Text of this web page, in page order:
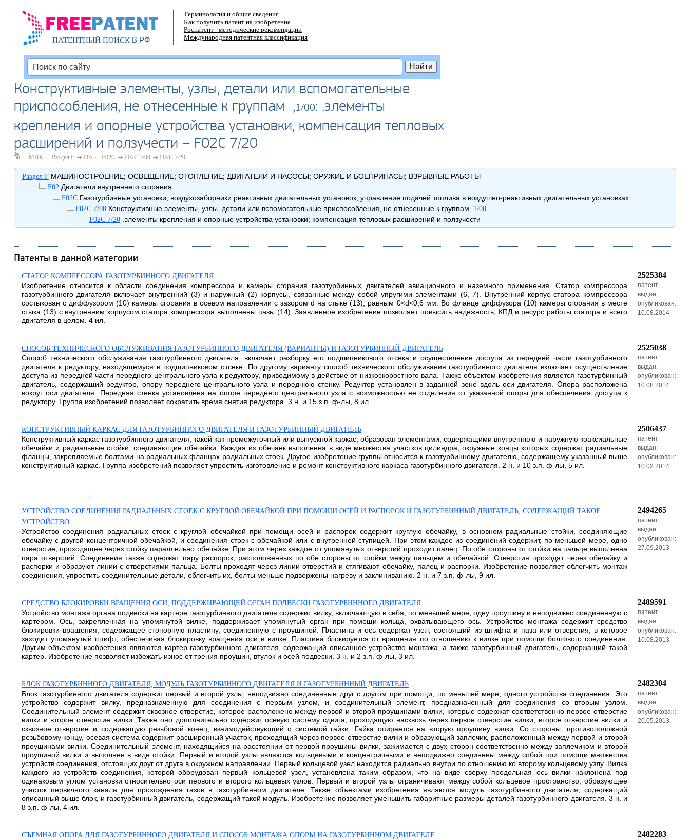
ПАТЕНТНЫЙ ПОИСКВ РФ
Терминология и общие сведения
Как получить патент на изобретение
Роспатент - методические рекомендации
Международная патентная классификация
Конструктивные элементы, узлы, детали или вспомогательные
приспособления, не отнесенные к группам ,1/00: .элементы
крепления и опорные устройства установки, компенсация тепловых
расширений и ползучести – F02C 7/20
МПК Раздел F F02 F02C F02C 7/00 F02C 7/20
Раздел FМАШИНОСТРОЕНИЕ; ОСВЕЩЕНИЕ; ОТОПЛЕНИЕ; ДВИГАТЕЛИ И НАСОСЫ; ОРУЖИЕ И БОЕПРИПАСЫ; ВЗРЫВНЫЕ РАБОТЫ
F02 Двигатели внутреннего сгорания
F02CГазотурбинные установки; воздухозаборники реактивных двигательных установок; управление подачей топлива в воздушно-реактивных двигательных установках
F02C 7/00Конструктивные элементы, узлы, детали или вспомогательные приспособления, не отнесенные к группам
1/00
F02C 7/20.элементы крепления и опорные устройства установки; компенсация тепловых расширений и ползучести
Патенты в данной категории
СТАТОР КОМПРЕССОРА ГАЗОТУРБИННОГО ДВИГАТЕЛЯ
Изобретение относится к области соединения компрессора и камеры сгорания газотурбинных двигателей авиационного и наземного применения. Статор компрессора
газотурбинного двигателя включает внутренний (3) и наружный (2) корпусы, связанные между собой упругими элементами (6, 7). Внутренний корпус статора компрессора
состыкован с диффузором (10) камеры сгорания в осевом направлении с зазором d на стыке (13), равным 0<d<0,6 мм. Во фланце диффузора (10) камеры сгорания в месте
стыка (13) с внутренним корпусом статора компрессора выполнены пазы (14). Заявленное изобретение позволяет повысить надежность, КПД и ресурс работы статора и всего
двигателя в целом. 4 ил.
2525384
патент
выдан:
опубликован:
10.08.2014
СПОСОБ ТЕХНИЧЕСКОГО ОБСЛУЖИВАНИЯ ГАЗОТУРБИННОГО ДВИГАТЕЛЯ (ВАРИАНТЫ) И ГАЗОТУРБИННЫЙ ДВИГАТЕЛЬ
Способ технического обслуживания газотурбинного двигателя, включает разборку его подшипникового отсека и осуществление доступа из передней части газотурбинного
двигателя к редуктору, находящемуся в подшипниковом отсеке. По другому варианту способ технического обслуживания газотурбинного двигателя включает осуществление
доступа из передней части переднего центрального узла к редуктору, приводимому в действие от низкоскоростного вала. Также объектом изобретения является газотурбинный
двигатель, содержащий редуктор, опору переднего центрального узла и переднюю стенку. Редуктор установлен в заданной зоне вдоль оси двигателя. Опора расположена
вокруг оси двигателя. Передняя стенка установлена на опоре переднего центрального узла с возможностью ее отделения от указанной опоры для обеспечения доступа к
редуктору. Группа изобретений позволяет сократить время снятия редуктора. 3 н. и 15 з.п. ф-лы, 8 ил.
2525038
патент
выдан:
опубликован:
10.08.2014
КОНСТРУКТИВНЫЙ КАРКАС ДЛЯ ГАЗОТУРБИННОГО ДВИГАТЕЛЯ И ГАЗОТУРБИННЫЙ ДВИГАТЕЛЬ
Конструктивный каркас газотурбинного двигателя, такой как промежуточный или выпускной каркас, образован элементами, содержащими внутреннюю и наружную коаксиальные
обечайки и радиальные стойки, соединяющие обечайки. Каждая из обечаек выполнена в виде множества участков цилиндра, окружные концы которых содержат радиальные
фланцы, закрепляемые болтами на радиальных фланцах радиальных стоек. Другое изобретение группы относится к газотурбинному двигателю, содержащему указанный выше
конструктивный каркас. Группа изобретений позволяет упростить изготовление и ремонт конструктивного каркаса газотурбинного двигателя. 2 н. и 10 з.п. ф-лы, 5 ил.
2506437
патент
выдан:
опубликован:
10.02.2014
УСТРОЙСТВО СОЕДИНЕНИЯ РАДИАЛЬНЫХ СТОЕК С КРУГЛОЙ ОБЕЧАЙКОЙ ПРИ ПОМОЩИ ОСЕЙ И РАСПОРОК И ГАЗОТУРБИННЫЙ ДВИГАТЕЛЬ, СОДЕРЖАЩИЙ ТАКОЕ
УСТРОЙСТВО
Устройство соединения радиальных стоек с круглой обечайкой при помощи осей и распорок содержит круглую обечайку, в основном радиальные стойки, соединяющие
обечайку с другой концентричной обечайкой, и соединения стоек с обечайкой или с внутренней ступицей. При этом каждое из соединений содержит, по меньшей мере, одно
отверстие, проходящее через стойку параллельно обечайке. При этом через каждое от упомянутых отверстий проходит палец. По обе стороны от стойки на пальце выполнена
пара отверстий. Соединения также содержат пару распорок, расположенных по обе стороны от стойки между пальцем и обечайкой. Отверстия проходят через обечайку и
распорки и образуют линии с отверстиями пальца. Болты проходят через линии отверстий и стягивают обечайку, палец и распорки. Изобретение позволяет облегчить монтаж
соединения, упростить соединительные детали, облегчить их, болты меньше подвержены нагреву и заклиниванию. 2 н. и 7 з.п. ф-лы, 9 ил.
2494265
патент
выдан:
опубликован:
27.09.2013
СРЕДСТВО БЛОКИРОВКИ ВРАЩЕНИЯ ОСИ, ПОДДЕРЖИВАЮЩЕЙ ОРГАН ПОДВЕСКИ ГАЗОТУРБИННОГО ДВИГАТЕЛЯ
Устройство монтажа органа подвески на картере газотурбинного двигателя содержит вилку, включающую в себя, по меньшей мере, одну проушину и неподвижно соединенную с
картером. Ось, закрепленная на упомянутой вилке, поддерживает упомянутый орган при помощи кольца, охватывающего ось. Устройство монтажа содержит средство
блокировки вращения, содержащее стопорную пластину, соединенную с проушиной. Пластина и ось содержат узел, состоящий из штифта и паза или отверстия, в которое
заходит упомянутый штифт, обеспечивая блокировку вращения оси в вилке. Пластина блокируется от вращения по отношению к вилке при помощи болтового соединения.
Другим объектом изобретения являются картер газотурбинного двигателя, содержащий описанное устройство монтажа, а также газотурбинный двигатель, содержащий такой
картер. Изобретение позволяет избежать износ от трения проушин, втулок и осей подвески. 3 н. и 2 з.п. ф-лы, 3 ил.
2489591
патент
выдан:
опубликован:
10.08.2013
БЛОК ГАЗОТУРБИННОГО ДВИГАТЕЛЯ, МОДУЛЬ ГАЗОТУРБИННОГО ДВИГАТЕЛЯ И ГАЗОТУРБИННЫЙ ДВИГАТЕЛЬ
Блок газотурбинного двигателя содержит первый и второй узлы, неподвижно соединенные друг с другом при помощи, по меньшей мере, одного устройства соединения. Это
устройство содержит вилку, предназначенную для соединения с первым узлом, и соединительный элемент, предназначенный для соединения со вторым узлом.
Соединительный элемент содержит сквозное отверстие, которое расположено между первой и второй проушинами вилки, которые содержат соответственно первое отверстие
вилки и второе отверстие вилки. Также оно дополнительно содержит осевую систему сдвига, проходящую насквозь через первое отверстие вилки, второе отверстие вилки и
сквозное отверстие и содержащую резьбовой конец, взаимодействующий с системой гайки. Гайка опирается на вторую проушину вилки. Со стороны, противоположной
резьбовому концу, осевая система содержит расширенный участок, проходящий через первое отверстие вилки и образующий заплечик, расположенный между первой и второй
проушинами вилки. Соединительный элемент, находящийся на расстоянии от первой проушины вилки, зажимается с двух сторон соответственно между заплечиком и второй
проушиной вилки и выполнен в виде стойки. Первый и второй узлы являются кольцевыми и концентричными и неподвижно соединены между собой при помощи множества
устройств соединения, отстоящих друг от друга в окружном направлении. Первый кольцевой узел находится радиально внутри по отношению ко второму кольцевому узлу. Вилка
каждого из устройств соединения, которой оборудован первый кольцевой узел, установлена таким образом, что на виде сверху продольная ось вилки наклонена под
одинаковым углом установки относительно оси первого и второго кольцевых узлов. Первый и второй узлы ограничивают между собой кольцевое пространство, образующее
участок первичного канала для прохождения газов в газотурбинном двигателе. Также объектами изобретения являются модуль газотурбинного двигателя, содержащий
описанный выше блок, и газотурбинный двигатель, содержащий такой модуль. Изобретение позволяет уменьшить габаритные размеры деталей газотурбинного двигателя. 3 н. и
8 з.п. ф-лы, 4 ил.
2482304
патент
выдан:
опубликован:
20.05.2013
СЪЕМНАЯ ОПОРА ДЛЯ ГАЗОТУРБИННОГО ДВИГАТЕЛЯ И СПОСОБ МОНТАЖА ОПОРЫ НА ГАЗОТУРБИННОМ ДВИГАТЕЛЕ 2482283